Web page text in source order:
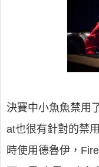
決賽中小魚魚禁用
at也很有針對的禁
時使用德魯伊，